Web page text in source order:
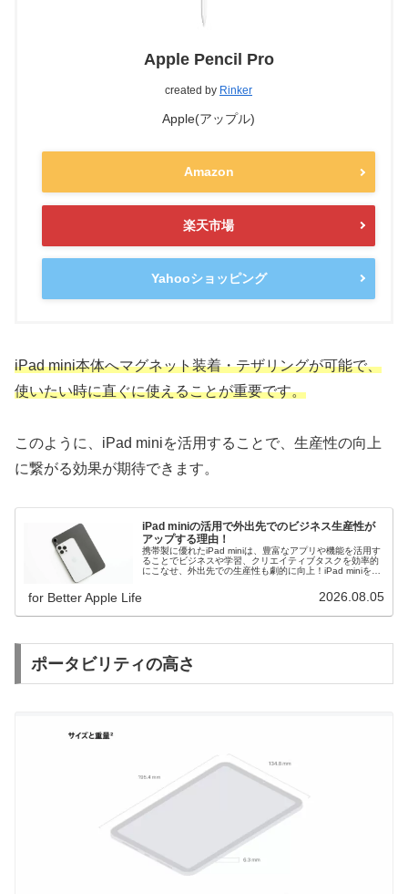
Apple Pencil Pro
created by Rinker
Apple(アップル)
Amazon
楽天市場
Yahooショッピング
iPad mini本体へマグネット装着・テザリングが可能で、
使いたい時に直ぐに使えることが重要です。
このように、iPad miniを活用することで、生産性の向上
に繋がる効果が期待できます。
iPad miniの活用で外出先でのビジネス生産性が
アップする理由！
携帯製に優れたiPad miniは、豊富なアプリや機能を活用す
ることでビジネスや学習、クリエイティブタスクを効率的
にこなせ、外出先での生産性も劇的に向上！iPad miniを活
for Better Apple Life 2026.08.05
ポータビリティの高さ